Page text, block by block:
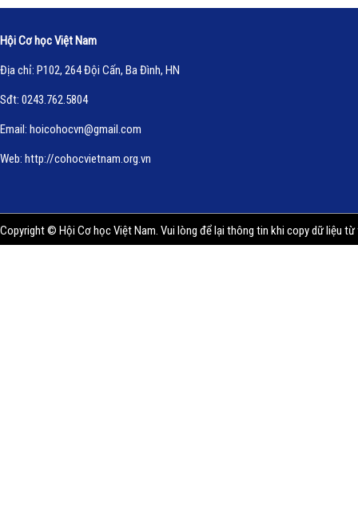
Hội Cơ học Việt Nam
Địa chỉ: P102, 264 Đội Cấn, Ba Đình, HN
Sđt: 0243.762.5804
Email: hoicohocvn@gmail.com
Web: http://cohocvietnam.org.vn
Copyright © Hội Cơ học Việt Nam. Vui lòng để lại thông tin khi copy dữ liệu từ